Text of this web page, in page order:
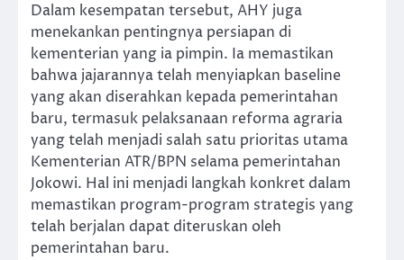
Dalam kesempatan tersebut, AHY juga
menekankan pentingnya persiapan di
kementerian yang ia pimpin. Ia memastikan
bahwa jajarannya telah menyiapkan baseline
yang akan diserahkan kepada pemerintahan
baru, termasuk pelaksanaan reforma agraria
yang telah menjadi salah satu prioritas utama
Kementerian ATR/BPN selama pemerintahan
Jokowi. Hal ini menjadi langkah konkret dalam
memastikan program-program strategis yang
telah berjalan dapat diteruskan oleh
pemerintahan baru.